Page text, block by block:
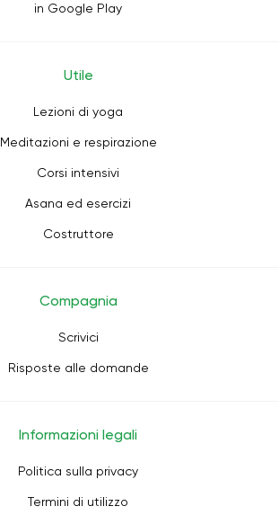
in Google Play
Utile
Lezioni di yoga
Meditazioni e respirazione
Corsi intensivi
Asana ed esercizi
Costruttore
Compagnia
Scrivici
Risposte alle domande
Informazioni legali
Politica sulla privacy
Termini di utilizzo